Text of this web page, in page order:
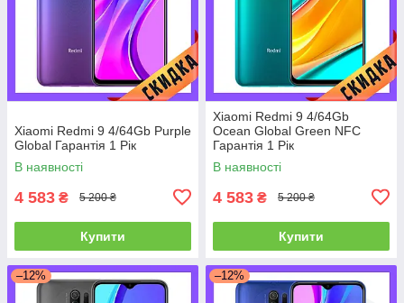
Xiaomi Redmi 9 4/64Gb Purple
Global Гарантія 1 Рік
В наявності
4 583 ₴ 5 200 ₴
Купити
Xiaomi Redmi 9 4/64Gb
Ocean Global Green NFC
Гарантія 1 Рік
В наявності
4 583 ₴ 5 200 ₴
Купити
–12% –12%